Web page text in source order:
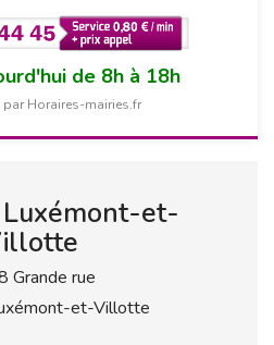
de 8h à 18h
par Horaires-mairies.fr
et-
Grande rue
et-Villotte